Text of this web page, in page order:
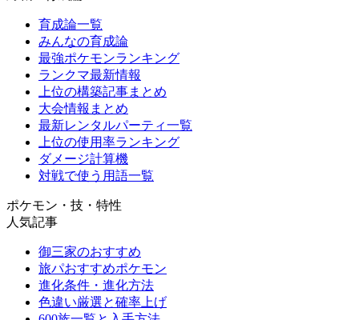
育成論一覧
みんなの育成論
最強ポケモンランキング
ランクマ最新情報
上位の構築記事まとめ
大会情報まとめ
最新レンタルパーティ一覧
上位の使用率ランキング
ダメージ計算機
対戦で使う用語一覧
ポケモン・技・特性
人気記事
御三家のおすすめ
旅パおすすめポケモン
進化条件・進化方法
色違い厳選と確率上げ